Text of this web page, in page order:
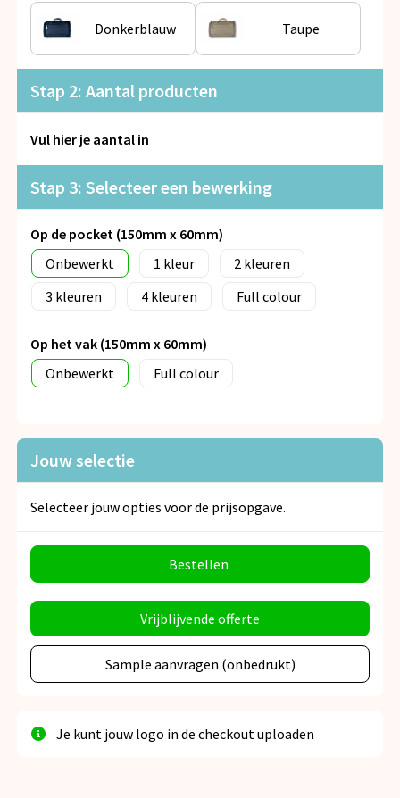
Snoepgoed
Spellen voor binnen en buiten
Veiligheid, Auto en Fiets
Vrije tijd en Strand
Anti-stress
Donkerblauw Taupe
Stap 2: Aantal producten
Vul hier je aantal in
Stap 3: Selecteer een bewerking
Op de pocket (150mm x 60mm)
Onbewerkt
1
2
3
4 Full colour
Op het vak (150mm x 60mm)
Onbewerkt
Full colour
Jouw selectie
Selecteer jouw opties voor de prijsopgave.
Bestellen
Vrijblijvende offerte
Sample aanvragen (onbedrukt)
Je kunt jouw logo in de checkout uploaden